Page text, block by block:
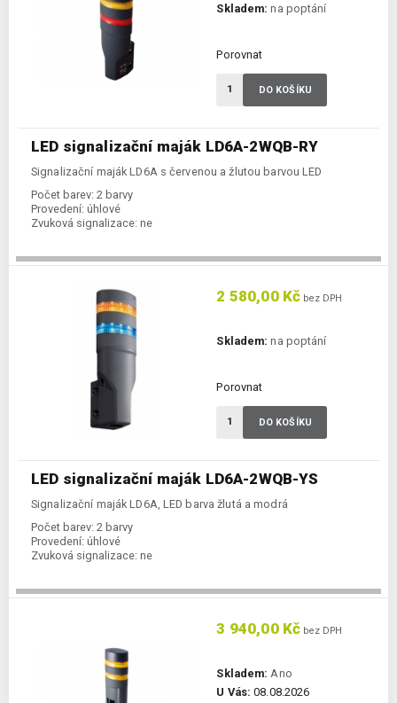
LED signalizační maják LD6A-2WQB-RY
Signalizační maják LD6A s červenou a žlutou barvou LED
Počet barev: 2 barvy
Provedení: úhlové
Zvuková signalizace: ne
Skladem: na poptání
Porovnat
DO KOŠÍKU
LED signalizační maják LD6A-2WQB-YS
Signalizační maják LD6A, LED barva žlutá a modrá
Počet barev: 2 barvy
Provedení: úhlové
Zvuková signalizace: ne
2 580,00 Kč bez DPH
Skladem: na poptání
Porovnat
DO KOŠÍKU
3 940,00 Kč bez DPH
Skladem: Ano
U Vás: 08.08.2026